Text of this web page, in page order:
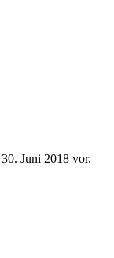
Juni 2018 vor.